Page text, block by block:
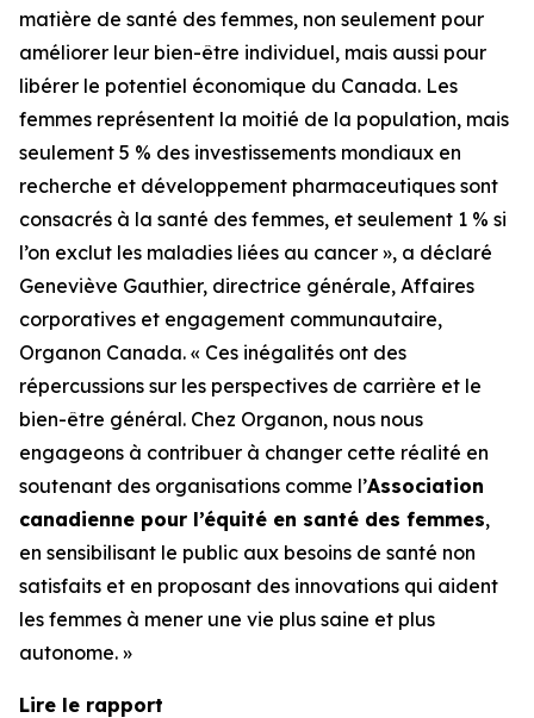
matière de santé des femmes, non seulement pour
améliorer leur bien-être individuel, mais aussi pour
libérer le potentiel économique du Canada. Les
femmes représentent la moitié de la population, mais
seulement 5 % des investissements mondiaux en
recherche et développement pharmaceutiques sont
consacrés à la santé des femmes, et seulement 1 % si
l’on exclut les maladies liées au cancer », a déclaré
Geneviève Gauthier, directrice générale, Affaires
corporatives et engagement communautaire,
Organon Canada. « Ces inégalités ont des
répercussions sur les perspectives de carrière et le
bien-être général. Chez Organon, nous nous
engageons à contribuer à changer cette réalité en
soutenant des organisations comme l’Association
canadienne pour l’équité en santé des femmes,
en sensibilisant le public aux besoins de santé non
satisfaits et en proposant des innovations qui aident
les femmes à mener une vie plus saine et plus
autonome. »
Lire le rapport